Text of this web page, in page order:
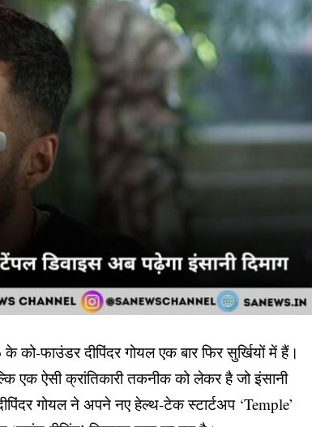
को-फाउंडर दीपिंदर गोयल एक बार फिर सुर्खियों में हैं।
एक ऐसी क्रांतिकारी तकनीक को लेकर है जो इंसानी
गोयल ने अपने नए हेल्थ-टेक स्टार्टअप ‘Temple’